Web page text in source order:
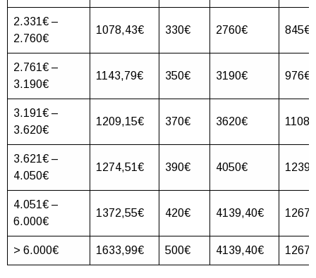
2.331€ –
2.760€
1078,43€ 330€ 2760€ 845€
2.761€ –
3.190€
1143,79€ 350€ 3190€ 976€
3.191€ –
3.620€
1209,15€ 370€ 3620€ 1108€
3.621€ –
4.050€
1274,51€ 390€ 4050€ 1239€
4.051€ –
6.000€
1372,55€ 420€ 4139,40€ 1267€
> 6.000€ 1633,99€ 500€ 4139,40€ 1267€